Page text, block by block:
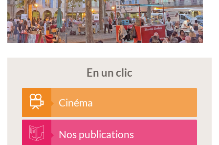
En un clic
Cinéma
Nos publications